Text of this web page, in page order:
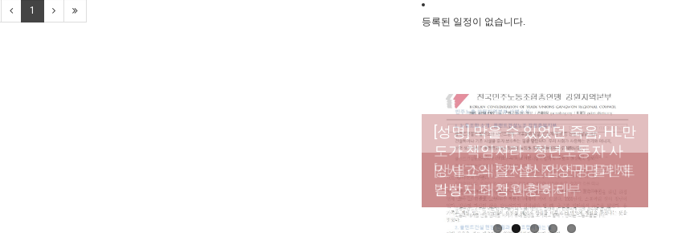
1
등록된 일정이 없습니다.
[성명] 막을 수 있었던 죽음, HL만
도가 책임져라 : 청년노동자 사
망사고의 철저한 진상규명과 재
발방지 대책 마련하라
[산별소식] 건설산업연맹 플랜트
건설노조 강원충북지부
[강릉,속초,원주,춘천] 폭염감시
단 사업 이모저모
[조합원☆인터뷰] 서비스연맹 전
국학교비정규직노동조합 강원
지부 김유미 춘천지회장
[본부소식] 강원지역 노동자 합
창단 모임